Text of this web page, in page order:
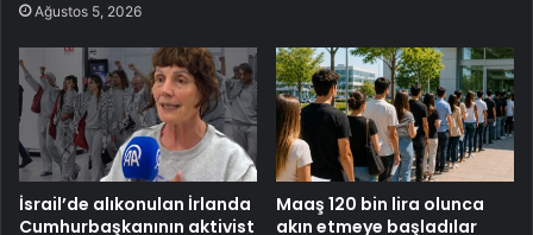
Ağustos 5, 2026
İsrail’de alıkonulan İrlanda
Cumhurbaşkanının aktivist
Maaş 120 bin lira olunca
akın etmeye başladılar